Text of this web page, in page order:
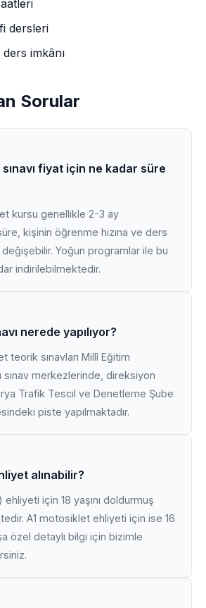
dersleri
imkânı
Sorular
fiyat için ne kadar süre
kursu genellikle 2-3 ay
kişinin öğrenme hızına ve ders
Yoğun programlar ile bu
indirilebilmektedir.
nerede yapılıyor?
teorik sınavları Millî Eğitim
sınav merkezlerinde, direksiyon
Trafik Tescil ve Denetleme Şube
piste yapılmaktadır.
alınabilir?
ehliyeti için 18 yaşını doldurmuş
A1 motosiklet ehliyeti için ise 16
özel detaylı bilgi için bizimle